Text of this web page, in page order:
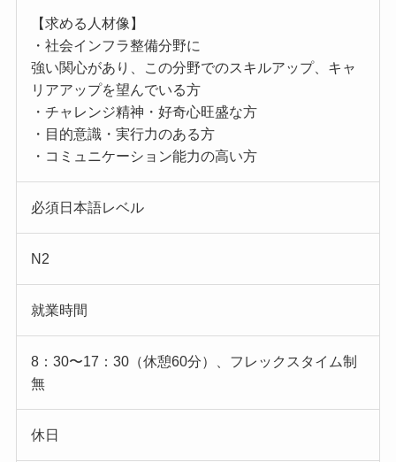
【求める人材像】
・社会インフラ整備分野に
強い関心があり、この分野でのスキルアップ、キャ
リアアップを望んでいる方
・チャレンジ精神・好奇心旺盛な方
・目的意識・実行力のある方
・コミュニケーション能力の高い方
必須日本語レベル
N2
就業時間
8：30〜17：30（休憩60分）、フレックスタイム制
無
休日